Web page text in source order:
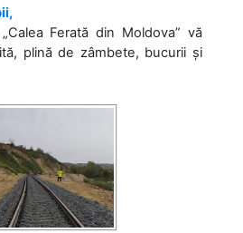
Ferată din Moldova” vă
plină de zâmbete, bucurii și